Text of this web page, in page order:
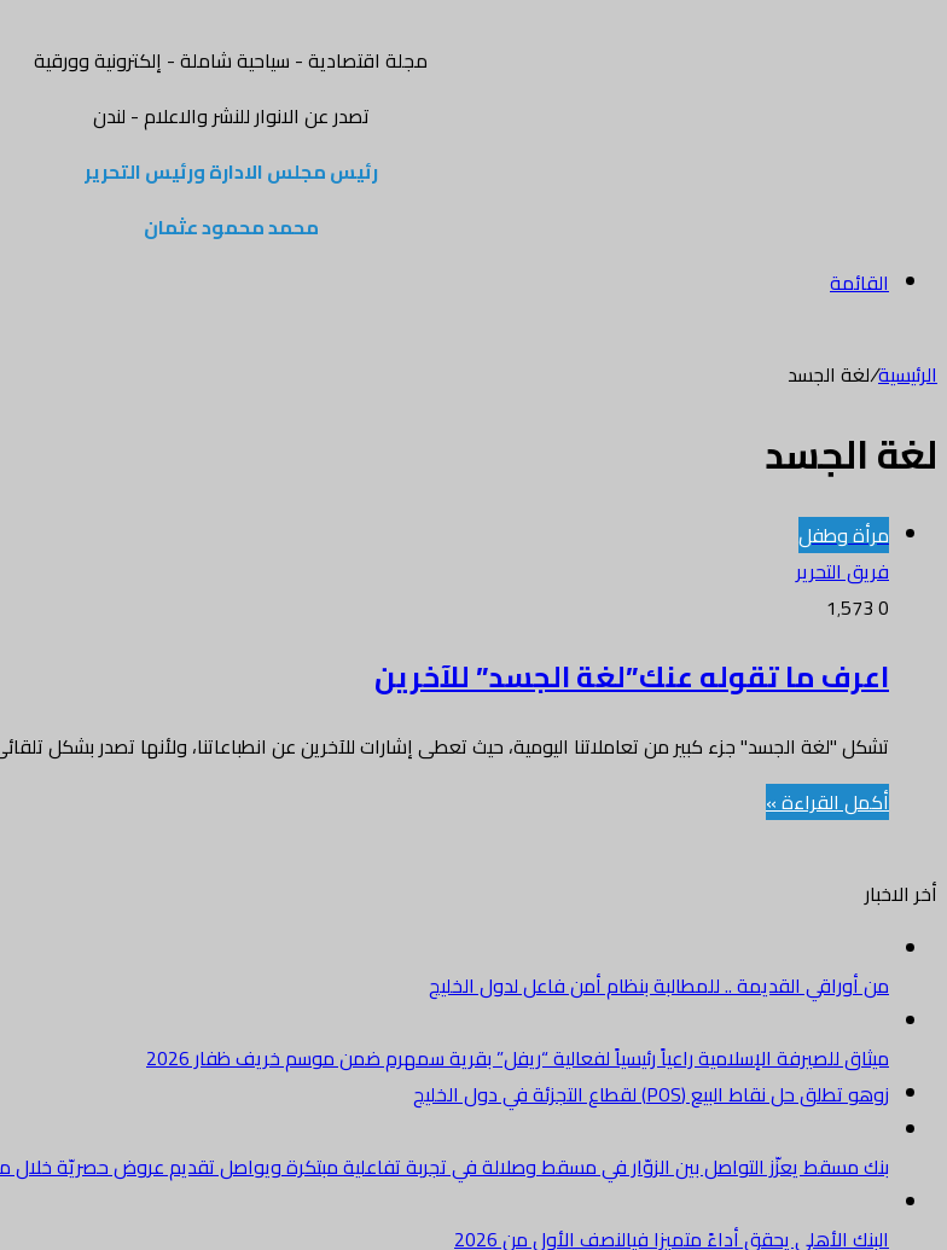
مجلة اقتصادية - سياحية شاملة - إلكترونية وورقية
تصدر عن الانوار للنشر والاعلام - لندن
رئيس مجلس الادارة ورئيس التحرير
محمد محمود عثمان
القائمة
الرئيسية/لغة الجسد
لغة الجسد
مرأة وطفل
فريق التحرير
0
اعرف ما تقوله عنك”لغة الجسد” للآخرين
تشكل "لغة الجسد" جزء كبير من تعاملاتنا اليومية، حيث تعطى إشارات للآخرين عن انطباعاتنا، ولأنها تصدر بشكل
أكمل القراءة »
أخر الاخبار
من أوراقي القديمة .. للمطالبة بنظام أمن فاعل لدول الخليج
ميثاق للصيرفة الإسلامية راعياً رئيسياً لفعالية “ريفل” بقرية سمهرم ضمن موسم خريف ظفار 2026
زوهو تطلق حل نقاط البيع (POS) لقطاع التجزئة في دول الخليج
بنك مسقط يعزّز التواصل بين الزوّار في مسقط وصلالة في تجربة تفاعلية مبتكرة ويواصل تقديم عروض حصريّة
البنك الأهلي يحقق أداءً متميزا فيالنصف الأول من 2026